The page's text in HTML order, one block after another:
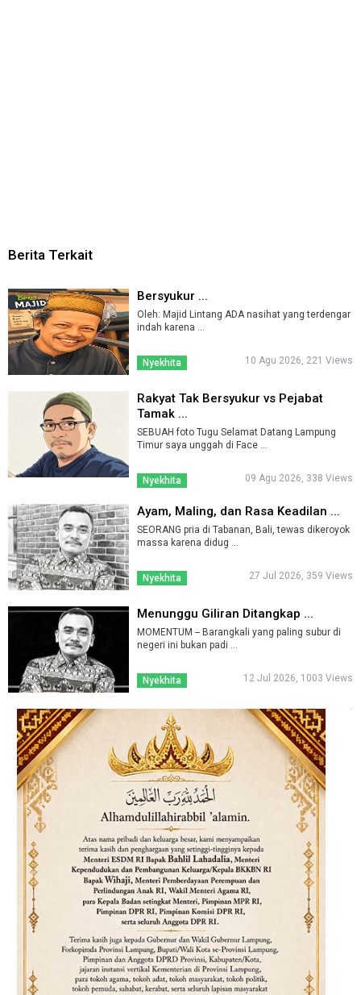
Berita Terkait
Bersyukur ...
Oleh: Majid Lintang ADA nasihat yang terdengar
Nyekhita 10 Agu 2026, 221 Views
Rakyat Tak Bersyukur vs Pejabat
Tamak ...
SEBUAH foto Tugu Selamat Datang Lampung
Timur saya unggah di Face ...
Nyekhita 09 Agu 2026, 338 Views
Ayam, Maling, dan Rasa Keadilan ...
SEORANG pria di Tabanan, Bali, tewas dikeroyok
massa karena didug ...
Nyekhita 27 Jul 2026, 359 Views
Menunggu Giliran Ditangkap ...
MOMENTUM -- Barangkali yang paling subur di
negeri ini bukan padi ...
Nyekhita 12 Jul 2026, 1003 Views